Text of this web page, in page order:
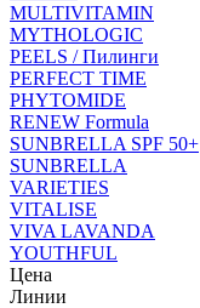
MULTIVITAMIN
MYTHOLOGIC
PEELS / Пилинги
PERFECT TIME
PHYTOMIDE
RENEW Formula
SUNBRELLA SPF 50+
SUNBRELLA
VARIETIES
VITALISE
VIVA LAVANDA
YOUTHFUL
Цена
Линии